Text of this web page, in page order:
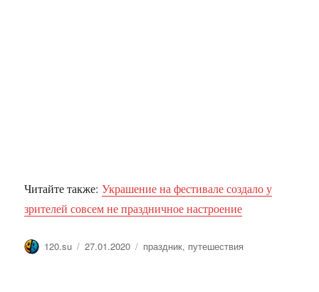
Читайте также:Украшение на фестивале создало у
зрителей совсем не праздничное настроение
Автор
120.su Опубликовано
27.01.2020 Метки
праздник, путешествия